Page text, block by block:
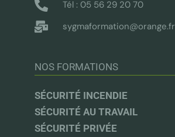
Tél : 05 56 29 20 70
sygmaformation@orange.fr
NOS FORMATIONS
SÉCURITÉ INCENDIE
SÉCURITÉ AU TRAVAIL
SÉCURITÉ PRIVÉE